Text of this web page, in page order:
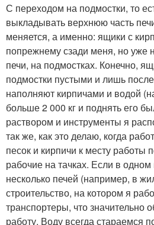
С переходом на подмостки, то
выкладывать верхнюю часть
меняется, а именно: ящики с
попрежнему сзади меня, но уже
печи, на подмостках. Конечно,
подмостки пустыми и лишь
наполняют кирпичами и водой
больше 2 000 кг и поднять его
раствором и инструменты я
так же, как это делаю, когда
песок и кирпичи к месту работы
рабочие на тачках. Если в одном
несколько печей (например, в
строительство, на котором я
транспортеры, что значительно
работу. Воду всегда стараемся